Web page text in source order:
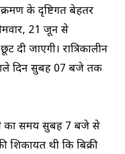
के दृष्टिगत बेहतर
21 जून से
दी जाएगी। रात्रिकालीन
दिन सुबह 07 बजे तक
का समय सुबह 7 बजे से
शिकायत थी कि बिक्री